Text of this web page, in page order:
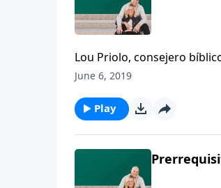
Lou Priolo, consejero
importante que la paciencia.
June 6, 2019
Play